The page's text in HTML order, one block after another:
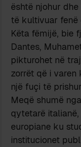
është njohur
të kultivuar fenë
Këta fëmijë, bie
Dantes,
pikturohet në
zorrët që i varen
një fuçi të
Meqë shumë
qytetarë
europiane ku
institucionet